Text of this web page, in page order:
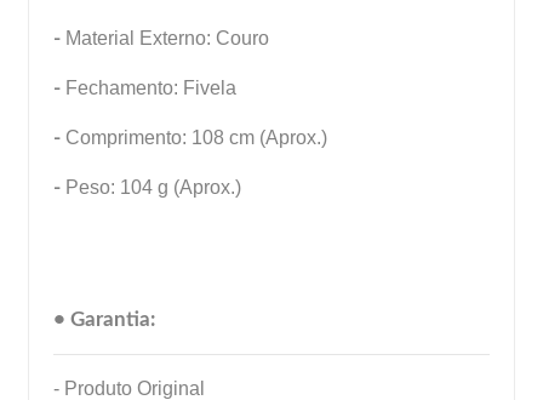
- Material Externo: Couro
- Fechamento: Fivela
- Comprimento: 108 cm (Aprox.)
- Peso: 104 g (Aprox.)
• Garantia:
- Produto Original